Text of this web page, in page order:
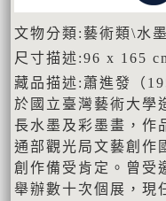
文物分類:藝術類\水
尺寸描述:96 x 165
藏品描述:蕭進發（
於國立臺灣藝術大學
長水墨及彩墨畫，作
通部觀光局文藝創作
創作備受肯定。曾受
舉辦數十次個展，現